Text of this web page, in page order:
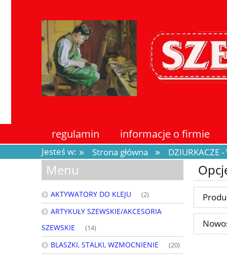
regulamin informacje o firmie
Jesteś w: » Strona główna » DZIURKACZE
Menu
AKTYWATORY DO KLEJU (2)
ARTYKUŁY SZEWSKIE/AKCESORIA
SZEWSKIE
(14)
BLASZKI, STALKI, WZMOCNIENIE (20)